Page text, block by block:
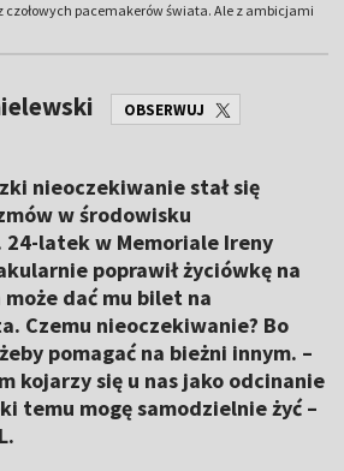
czołowych pacemakerów świata. Ale z ambicjami
OBSERWUJ
nieoczekiwanie stał się
w środowisku
latek w Memoriale Ireny
poprawił życiówkę na
dać mu bilet na
Czemu nieoczekiwanie? Bo
pomagać na bieżni innym. –
kojarzy się u nas jako odcinanie
temu mogę samodzielnie żyć –